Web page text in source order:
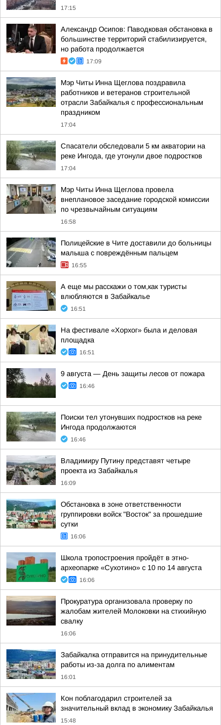
17:15
Александр Осипов: Паводковая обстановка в
большинстве территорий стабилизируется,
но работа продолжается
17:09
Мэр Читы Инна Щеглова поздравила
работников и ветеранов строительной
отрасли Забайкалья с профессиональным
праздником
17:04
Спасатели обследовали 5 км акватории на
реке Ингода, где утонули двое подростков
17:04
Мэр Читы Инна Щеглова провела
внеплановое заседание городской комиссии
по чрезвычайным ситуациям
16:58
Полицейские в Чите доставили до больницы
малыша с повреждённым пальцем
16:55
А еще мы расскажи о том,как туристы
влюбляются в Забайкалье
16:51
На фестивале «Хорхог» была и деловая
площадка
16:51
9 августа — День защиты лесов от пожара
16:46
Поиски тел утонувших подростков на реке
Ингода продолжаются
16:46
Владимиру Путину представят четыре
проекта из Забайкалья
16:09
Обстановка в зоне ответственности
группировки войск "Восток" за прошедшие
сутки
16:06
Школа тропостроения пройдёт в этно-
археопарке «Сухотино» с 10 по 14 августа
16:06
Прокуратура организовала проверку по
жалобам жителей Молоковки на стихийную
свалку
16:06
Забайкалка отправится на принудительные
работы из-за долга по алиментам
16:01
Кон поблагодарил строителей за
значительный вклад в экономику Забайкалья
15:48